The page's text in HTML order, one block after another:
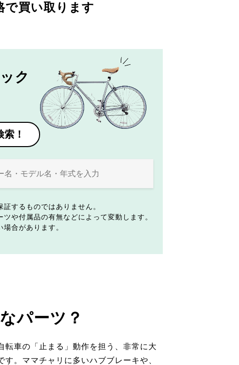
で買い取ります
ク
！
するものではありません。
や付属品の有無などによって変動します。
合があります。
パーツ？
転車の「止まる」動作を担う、非常に大
す。ママチャリに多いハブブレーキや、